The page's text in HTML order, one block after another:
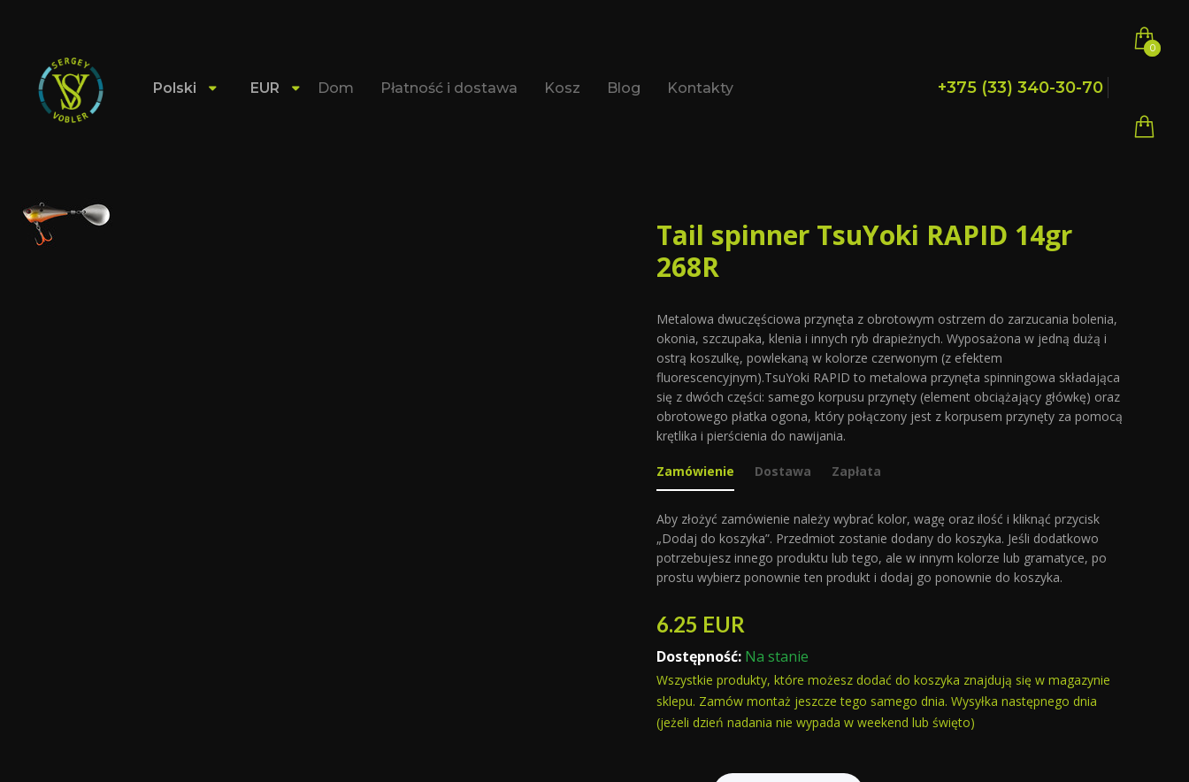
Polski EUR Dom Płatność i dostawa Kosz Blog Kontakty +375 (33) 340-30-70
0
0
Tail spinner TsuYoki RAPID 14gr
268R
Metalowa dwuczęściowa przynęta z obrotowym ostrzem do zarzucania bolenia,
okonia, szczupaka, klenia i innych ryb drapieżnych. Wyposażona w jedną dużą i
ostrą koszulkę, powlekaną w kolorze czerwonym (z efektem
fluorescencyjnym).TsuYoki RAPID to metalowa przynęta spinningowa składająca
się z dwóch części: samego korpusu przynęty (element obciążający główkę) oraz
obrotowego płatka ogona, który połączony jest z korpusem przynęty za pomocą
krętlika i pierścienia do nawijania.
Zamówienie Dostawa Zapłata
Aby złożyć zamówienie należy wybrać kolor, wagę oraz ilość i kliknąć przycisk
„Dodaj do koszyka”. Przedmiot zostanie dodany do koszyka. Jeśli dodatkowo
potrzebujesz innego produktu lub tego, ale w innym kolorze lub gramatyce, po
prostu wybierz ponownie ten produkt i dodaj go ponownie do koszyka.
6.25 EUR
Dostępność: Na stanie
Wszystkie produkty, które możesz dodać do koszyka znajdują się w magazynie
sklepu. Zamów montaż jeszcze tego samego dnia. Wysyłka następnego dnia
(jeżeli dzień nadania nie wypada w weekend lub święto)